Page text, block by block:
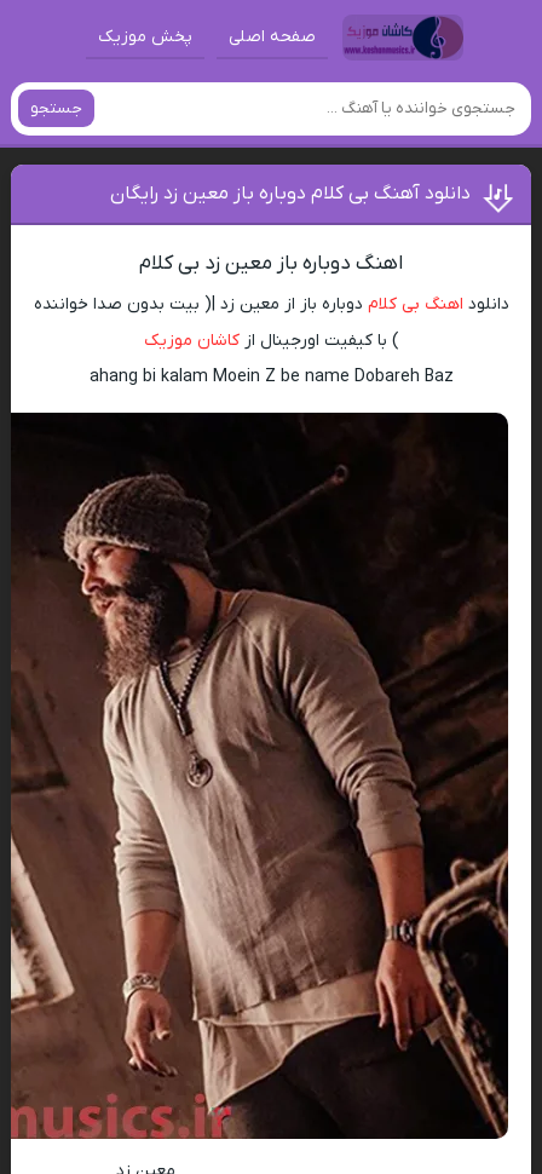
صفحه اصلی پخش موزیک
جستجو
دانلود آهنگ بی کلام دوباره باز معین زد رایگان
اهنگ دوباره باز معین زد بی کلام
دانلود اهنگ بی کلام دوباره باز از معین زد |( بیت بدون صدا خواننده
) با کیفیت اورجینال ازکاشان موزیک
ahang bi kalam Moein Z be name Dobareh Baz